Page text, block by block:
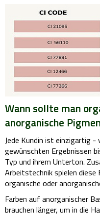
Wann sollte man
anorganische
Jede Kundin ist einzigartig -
gewünschten Ergebnissen
Typ und ihrem Unterton.
Arbeitstechnik spielen diese
organische oder
Farben auf anorganischer
brauchen länger, um in die